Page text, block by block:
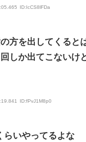
ID:IcCS8lFDa
方を出してくると
しか出てこないけ
ID:fPvJ1M8p0
らいやってるよな